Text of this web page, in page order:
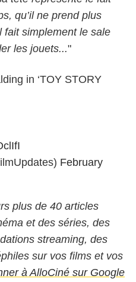
qu’il ne prend plus
fait simplement le sale
les jouets..."
in ‘TOY STORY
February
plus de 40 articles
et des séries, des
streaming, des
sur vos films et vos
à AlloCiné sur Google